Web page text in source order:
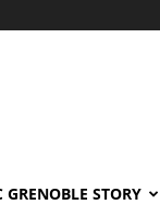
GRENOBLE STORY